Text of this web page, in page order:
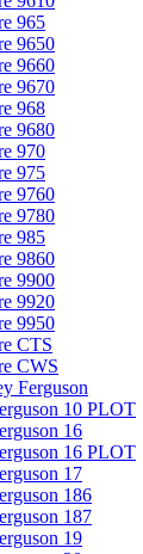
965
9650
9660
9670
968
9680
970
975
9760
9780
985
9860
9900
9920
9950
CTS
CWS
Ferguson
10 PLOT
16
16 PLOT
17
186
187
19